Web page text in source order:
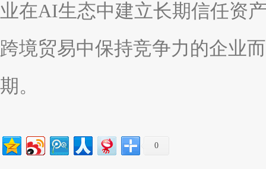
业在AI生态中建立长期信任资
跨境贸易中保持竞争力的企业
期。
0